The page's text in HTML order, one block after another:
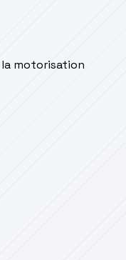
motorisation